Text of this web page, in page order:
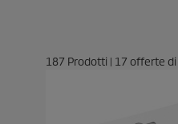
187 Prodotti | 17 offerte di